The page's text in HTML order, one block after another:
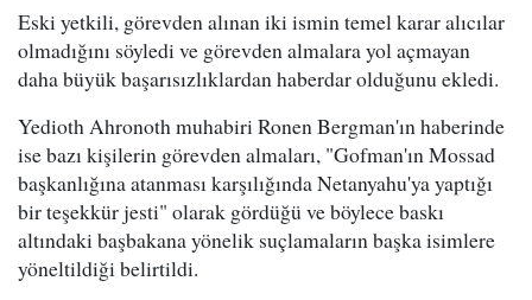
Eski yetkili, görevden alınan iki ismin temel karar alıcılar
olmadığını söyledi ve görevden almalara yol açmayan
daha büyük başarısızlıklardan haberdar olduğunu ekledi.
Yedioth Ahronoth muhabiri Ronen Bergman'ın haberinde
ise bazı kişilerin görevden almaları, "Gofman'ın Mossad
başkanlığına atanması karşılığında Netanyahu'ya yaptığı
bir teşekkür jesti" olarak gördüğü ve böylece baskı
altındaki başbakana yönelik suçlamaların başka isimlere
yöneltildiği belirtildi.